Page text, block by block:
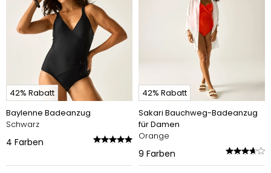
42% Rabatt
Baylenne Badeanzug
Schwarz
4 Farben
42% Rabatt
Sakari Bauchweg-Badeanzug
für Damen
Orange
9 Farben